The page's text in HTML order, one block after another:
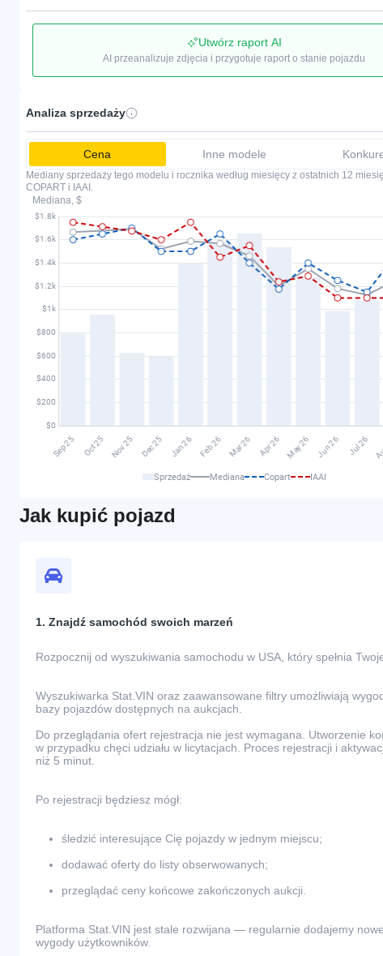
Utwórz raport AI
AI przeanalizuje zdjęcia i przygotuje raport o stanie pojazdu
Analiza sprzedaży
Cena Inne modele
Mediany sprzedaży tego modelu i rocznika według miesięcy z ostatnich 12
COPART i IAAI.
Mediana, $
Sprzedaż Mediana Copart IAAI
Jak kupić pojazd
1. Znajdź samochód swoich marzeń
Rozpocznij od wyszukiwania samochodu w USA, który spełnia
Wyszukiwarka Stat.VIN oraz zaawansowane filtry umożliwiają
bazy pojazdów dostępnych na aukcjach.
Do przeglądania ofert rejestracja nie jest wymagana. Utworzenie
w przypadku chęci udziału w licytacjach. Proces rejestracji i
niż 5 minut.
Po rejestracji będziesz mógł:
śledzić interesujące Cię pojazdy w jednym miejscu;
dodawać oferty do listy obserwowanych;
przeglądać ceny końcowe zakończonych aukcji.
Platforma Stat.VIN jest stale rozwijana — regularnie dodajemy
wygody użytkowników.